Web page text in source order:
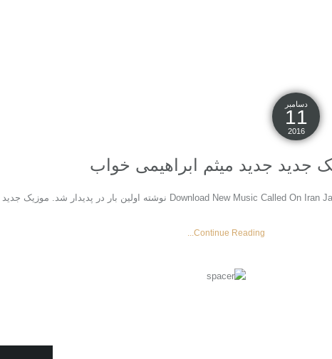
دسامبر
11
2016
جدید جديد میثم ابراهیمی خواب
Continue Reading...